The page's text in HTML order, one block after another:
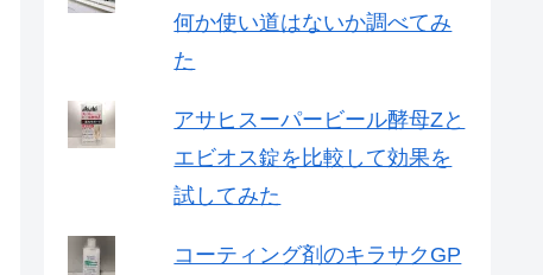
何か使い道はないか調べてみ
た
アサヒスーパービール酵母Zと
エビオス錠を比較して効果を
試してみた
コーティング剤のキラサクGP